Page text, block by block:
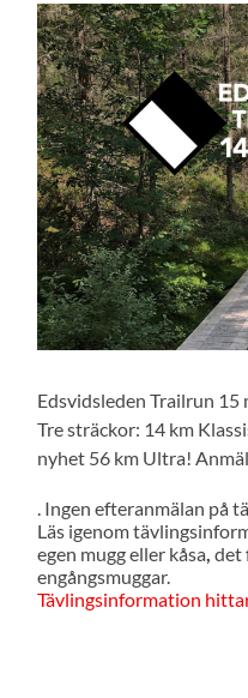
Edsvidsleden Trailrun 15
Tre sträckor: 14 km
nyhet 56 km Ultra!
. Ingen efteranmälan på
Läs igenom
egen mugg eller kåsa ,det
engångsmuggar.
Tävlingsinformation